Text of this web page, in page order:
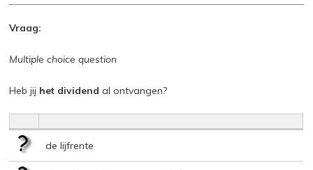
Vraag:
Multiple choice question
Heb jij het dividend al ontvangen?
de lijfrente